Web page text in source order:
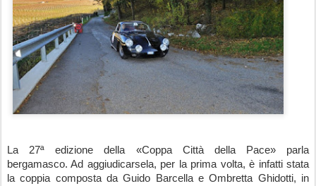
La 27ª edizione della «Coppa Città della Pace» parla
bergamasco. Ad aggiudicarsela, per la prima volta, è infatti stata
la coppia composta da Guido Barcella e Ombretta Ghidotti, in